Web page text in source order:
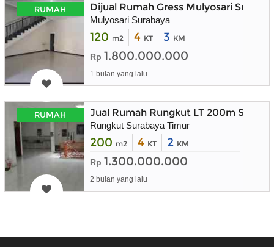
RUMAH Dijual Rumah Gress Mulyosari
Mulyosari Surabaya
120 m2 4 KT 3 KM
Rp 1.800.000.000
1 bulan yang lalu
RUMAH Jual Rumah Rungkut LT 200m
Rungkut Surabaya Timur
200 m2 4 KT 2 KM
Rp 1.300.000.000
2 bulan yang lalu